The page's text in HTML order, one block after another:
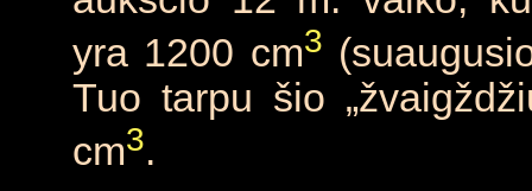
yra 1200 cm3
Tuo tarpu šio
cm3.